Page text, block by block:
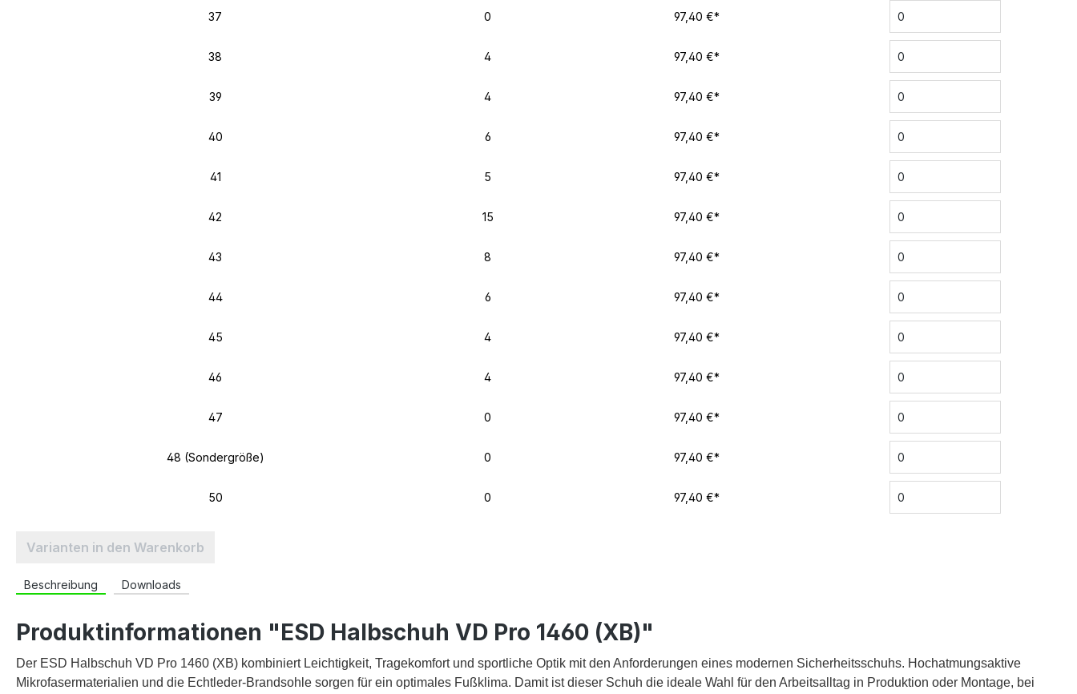
37 0 97,40 €*
38 4 97,40 €*
39 4 97,40 €*
40 6 97,40 €*
41 5 97,40 €*
42 15 97,40 €*
43 8 97,40 €*
44 6 97,40 €*
45 4 97,40 €*
46 4 97,40 €*
47 0 97,40 €*
48 (Sondergröße) 0 97,40 €*
50 0 97,40 €*
Varianten in den Warenkorb
Beschreibung Downloads
Produktinformationen "ESD Halbschuh VD Pro 1460 (XB)"
Der ESD Halbschuh VD Pro 1460 (XB) kombiniert Leichtigkeit, Tragekomfort und sportliche Optik mit den Anforderungen eines modernen Sicherheitsschuhs. Hochatmungsaktive
Mikrofasermaterialien und die Echtleder-Brandsohle sorgen für ein optimales Fußklima. Damit ist dieser Schuh die ideale Wahl für den Arbeitsalltag in Produktion oder Montage, bei